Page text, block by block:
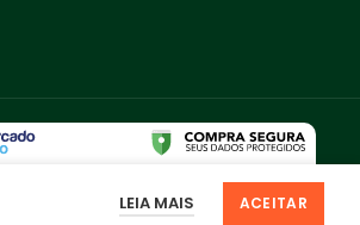
LEIA MAIS ACEITAR